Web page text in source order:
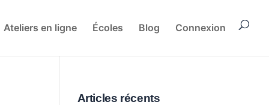
Ateliers en ligne Écoles Blog Connexion
Articles récents